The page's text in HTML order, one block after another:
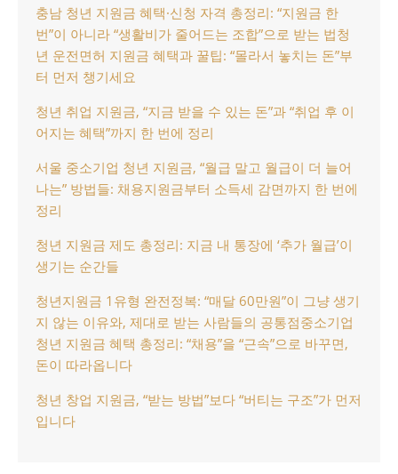
충남 청년 지원금 혜택·신청 자격 총정리: “지원금 한
번”이 아니라 “생활비가 줄어드는 조합”으로 받는 법청
년 운전면허 지원금 혜택과 꿀팁: “몰라서 놓치는 돈”부
터 먼저 챙기세요
청년 취업 지원금, “지금 받을 수 있는 돈”과 “취업 후 이
어지는 혜택”까지 한 번에 정리
서울 중소기업 청년 지원금, “월급 말고 월급이 더 늘어
나는” 방법들: 채용지원금부터 소득세 감면까지 한 번에
정리
청년 지원금 제도 총정리: 지금 내 통장에 ‘추가 월급’이
생기는 순간들
청년지원금 1유형 완전정복: “매달 60만원”이 그냥 생기
지 않는 이유와, 제대로 받는 사람들의 공통점중소기업
청년 지원금 혜택 총정리: “채용”을 “근속”으로 바꾸면,
돈이 따라옵니다
청년 창업 지원금, “받는 방법”보다 “버티는 구조”가 먼저
입니다